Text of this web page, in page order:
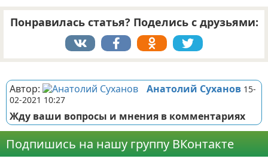
Понравилась статья? Поделись с друзьями:
Автор: Анатолий Суханов 15-
02-2021 10:27
Жду ваши вопросы и мнения в комментариях
Подпишись на нашу группу ВКонтакте